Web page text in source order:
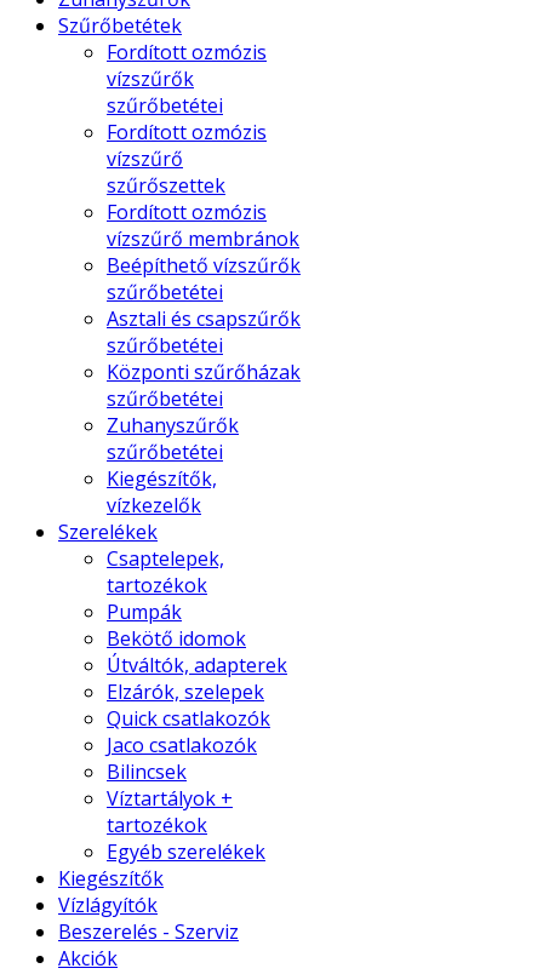
Szűrőbetétek
Fordított ozmózis
vízszűrők
szűrőbetétei
Fordított ozmózis
vízszűrő
szűrőszettek
Fordított ozmózis
vízszűrő membránok
Beépíthető vízszűrők
szűrőbetétei
Asztali és csapszűrők
szűrőbetétei
Központi szűrőházak
szűrőbetétei
Zuhanyszűrők
szűrőbetétei
Kiegészítők,
vízkezelők
Szerelékek
Csaptelepek,
tartozékok
Pumpák
Bekötő idomok
Útváltók, adapterek
Elzárók, szelepek
Quick csatlakozók
Jaco csatlakozók
Bilincsek
Víztartályok +
tartozékok
Egyéb szerelékek
Kiegészítők
Vízlágyítók
Beszerelés - Szerviz
Akciók